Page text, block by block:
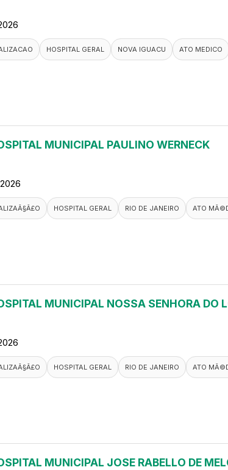
HOSPITAL GERAL NOVA IGUACU ATO MEDICO
MUNICIPAL PAULINO WERNECK
HOSPITAL GERAL RIO DE JANEIRO ATO
MUNICIPAL NOSSA SENHORA DO
HOSPITAL GERAL RIO DE JANEIRO ATO
MUNICIPAL JOSE RABELLO DE